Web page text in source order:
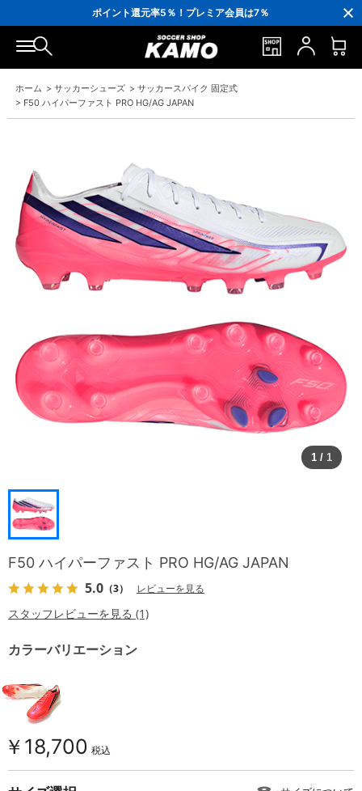
ポイント還元率5％！プレミア会員は7％
会員の方にはお誕生月に「10％OFFクーポン」プレゼント！
16,000円(税込)以上でシューズケースプレゼント！
3,300円(税込)以上で送料無料！
ホーム > サッカーシューズ > サッカースパイク 固定式
> F50 ハイパーファスト PRO HG/AG JAPAN
1 / 1
F50 ハイパーファスト PRO HG/AG JAPAN
5.0 （3） レビューを見る
スタッフレビューを見る (1)
カラーバリエーション
￥18,700 税込